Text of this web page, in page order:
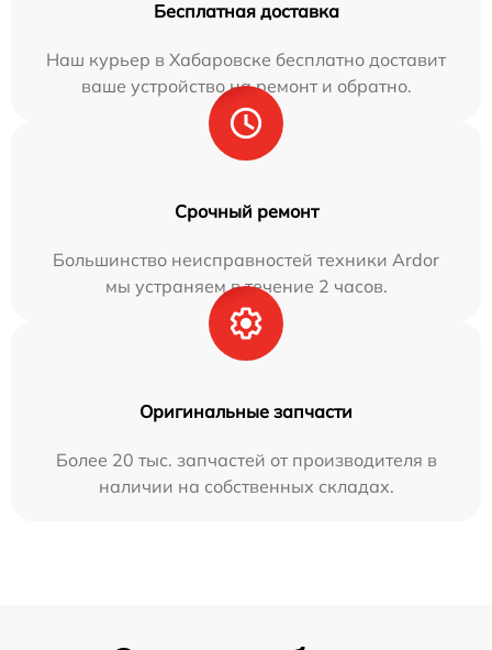
Бесплатная доставка
Наш курьер в Хабаровске бесплатно доставит
ваше устройство на ремонт и обратно.
Срочный ремонт
Большинство неисправностей техники Ardor
мы устраняем в течение 2 часов.
Оригинальные запчасти
Более 20 тыс. запчастей от производителя в
наличии на собственных складах.